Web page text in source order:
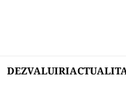
DEZVALUIRI